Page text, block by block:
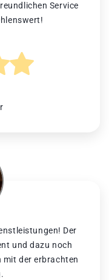
Service
Der
und dazu noch
der erbrachten